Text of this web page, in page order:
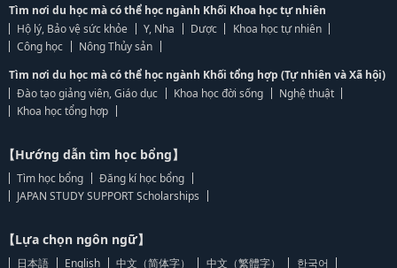
Tìm nơi du học mà có thể học ngành Khối Khoa học tự nhiên
Hộ lý, Bảo vệ sức khỏe
Y, Nha Dược
Khoa học tự nhiên
Công học
Nông Thủy sản
Tìm nơi du học mà có thể học ngành Khối tổng hợp (Tự nhiên và Xã hội)
Đào tạo giảng viên, Giáo dục
Khoa học đời sống
Nghệ thuật
Khoa học tổng hợp
【Hướng dẫn tìm học bổng】
Tìm học bổng
Đăng kí học bổng
JAPAN STUDY SUPPORT Scholarships
【Lựa chọn ngôn ngữ】
日本語 English 中文（简体字） 中文（繁體字） 한국어